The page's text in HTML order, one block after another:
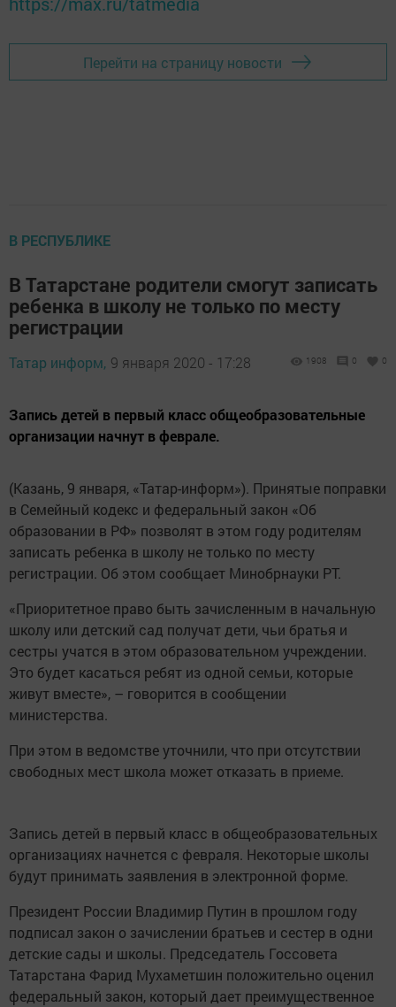
Перейти на страницу новости
В РЕСПУБЛИКЕ
В Татарстане родители смогут записать
ребенка в школу не только по месту
регистрации
Татар информ, 9 января 2020 - 17:28 1908 0 0
Запись детей в первый класс общеобразовательные
организации начнут в феврале.
(Казань, 9 января, «Татар-информ»). Принятые поправки
в Семейный кодекс и федеральный закон «Об
образовании в РФ» позволят в этом году родителям
записать ребенка в школу не только по месту
регистрации. Об этом сообщает Минобрнауки РТ.
«Приоритетное право быть зачисленным в начальную
школу или детский сад получат дети, чьи братья и
сестры учатся в этом образовательном учреждении.
Это будет касаться ребят из одной семьи, которые
живут вместе», – говорится в сообщении
министерства.
При этом в ведомстве уточнили, что при отсутствии
свободных мест школа может отказать в приеме.
Запись детей в первый класс в общеобразовательных
организациях начнется с февраля. Некоторые школы
будут принимать заявления в электронной форме.
Президент России Владимир Путин в прошлом году
подписал закон о зачислении братьев и сестер в одни
детские сады и школы. Председатель Госсовета
Татарстана Фарид Мухаметшин положительно оценил
федеральный закон, который дает преимущественное